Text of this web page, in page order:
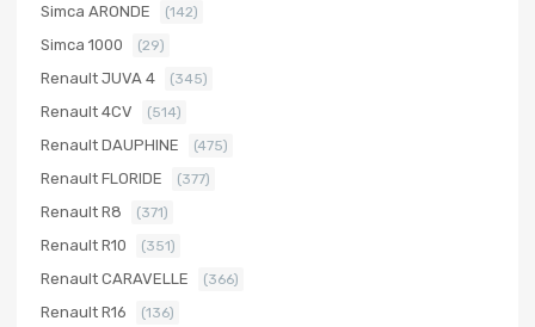
Simca ARONDE (142)
Simca 1000 (29)
Renault JUVA 4 (345)
Renault 4CV (514)
Renault DAUPHINE (475)
Renault FLORIDE (377)
Renault R8 (371)
Renault R10 (351)
Renault CARAVELLE (366)
Renault R16 (136)